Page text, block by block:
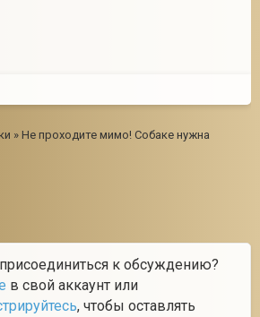
» Не проходите мимо! Собаке нужна
к обсуждению?
в свой аккаунт или
, чтобы оставлять